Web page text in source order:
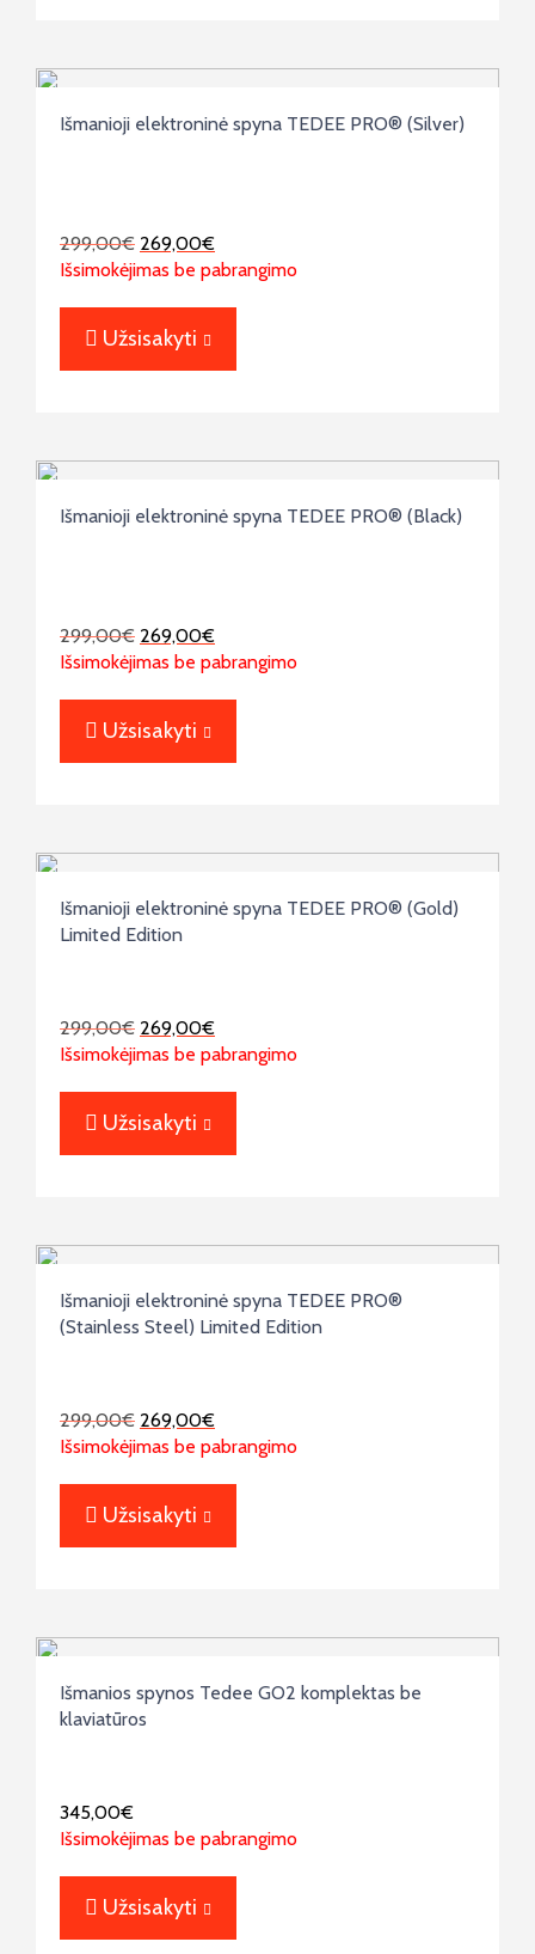
Išmanioji elektroninė spyna TEDEE PRO® (Silver)
299,00€ 269,00€
Išsimokėjimas be pabrangimo
Užsisakyti
Išmanioji elektroninė spyna TEDEE PRO® (Black)
299,00€ 269,00€
Išsimokėjimas be pabrangimo
Užsisakyti
Išmanioji elektroninė spyna TEDEE PRO® (Gold)
Limited Edition
299,00€ 269,00€
Išsimokėjimas be pabrangimo
Užsisakyti
Išmanioji elektroninė spyna TEDEE PRO®
(Stainless Steel) Limited Edition
299,00€ 269,00€
Išsimokėjimas be pabrangimo
Užsisakyti
Išmanios spynos Tedee GO2 komplektas be
klaviatūros
345,00€
Išsimokėjimas be pabrangimo
Užsisakyti